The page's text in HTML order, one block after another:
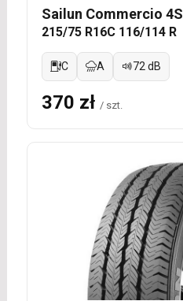
Sailun Commercio 4S
215/75 R16C 116/114 R
C A 72 dB
370 zł / szt.